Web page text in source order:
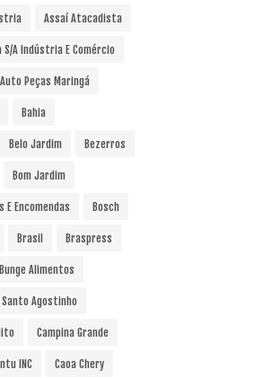
Assaí Atacadista
A Indústria E Comércio
Auto Peças Maringá
Bahia
Belo Jardim Bezerros
Bom Jardim
E Encomendas Bosch
Brasil Braspress
Bunge Alimentos
Santo Agostinho
Campina Grande
INC Caoa Chery